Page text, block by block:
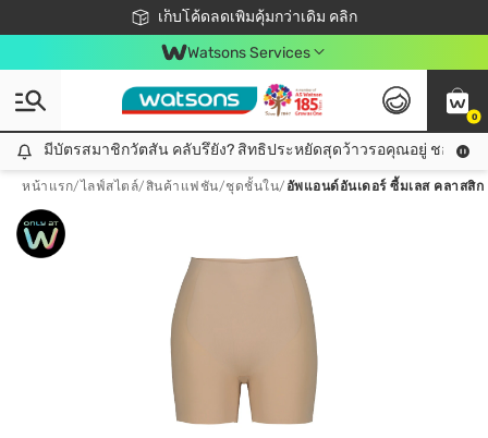
เก็บโค้ดลดเพิ่มคุ้มกว่าเดิม คลิก
ชอปออนไลน์ครั้งแรก ลดเพิ่มจุก ๆ 10%! 🎉
📦ส่งฟรี! เมื่อชอป 499฿
สมาชิกวัตสัน คลับดียังไง?
Watsons Services
0
มีบัตรสมาชิกวัตสัน คลับรึยัง? สิทธิประหยัดสุดว้าวรอคุณอยู่ ชอปคุ้มกว่าเดิม คลิก!
มีบัตรสมาชิกวัตสัน คลับรึยัง? สิทธิประหยัดสุดว้าวรอคุณอยู่ ชอปคุ้มก
หน้าแรก/ไลฟ์สไตล์/สินค้าแฟชัน/ชุดชั้นใน/ อัพแอนด์อันเดอร์ ซี้มเลส คลาสสิ